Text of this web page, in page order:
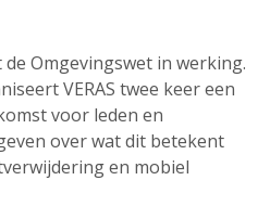
Omgevingswet in werking.
VERAS twee keer een
voor leden en
over wat dit betekent
en mobiel